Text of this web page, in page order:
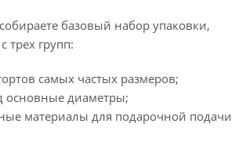
базовый набор упаковки,
трех групп:
самых частых размеров;
основные диаметры;
материалы для подарочной подачи